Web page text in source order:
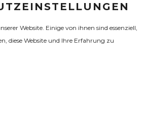
Website. Einige von ihnen sind essenziell,
diese Website und Ihre Erfahrung zu